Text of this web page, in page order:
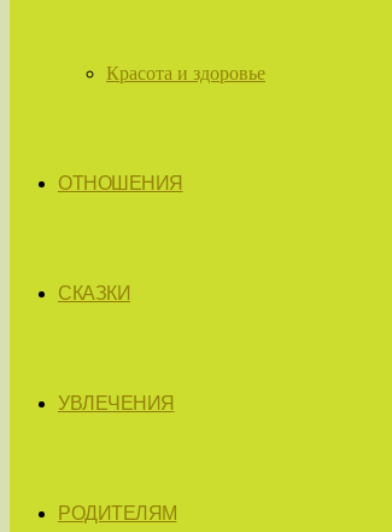
Красота и здоровье
ОТНОШЕНИЯ
СКАЗКИ
УВЛЕЧЕНИЯ
РОДИТЕЛЯМ